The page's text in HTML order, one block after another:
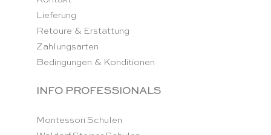
Lieferung
Retoure & Erstattung
Zahlungsarten
Bedingungen & Konditionen
INFO PROFESSIONALS
Montessori Schulen